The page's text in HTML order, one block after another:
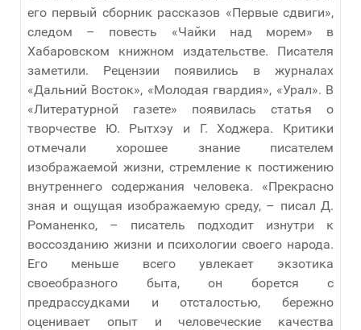
его первый сборник рассказов «Первые сдвиги»,
следом – повесть «Чайки над морем» в
Хабаровском книжном издательстве. Писателя
заметили. Рецензии появились в журналах
«Дальний Восток», «Молодая гвардия», «Урал». В
«Литературной газете» появилась статья о
творчестве Ю. Рытхэу и Г. Ходжера. Критики
отмечали хорошее знание писателем
изображаемой жизни, стремление к постижению
внутреннего содержания человека. «Прекрасно
зная и ощущая изображаемую среду, – писал Д.
Романенко, – писатель подходит изнутри к
воссозданию жизни и психологии своего народа.
Его меньше всего увлекает экзотика
своеобразного быта, он борется с
предрассудками и отсталостью, бережно
оценивает опыт и человеческие качества